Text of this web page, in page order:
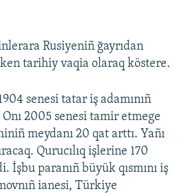
Rusiyeniñ ğayrıdan
tarihiy vaqia olaraq köstere.
senesi tatar iş adamınıñ
2005 senesi tamir etmege
meydanı 20 qat arttı. Yañı
Qurucılıq işlerine 170
paranıñ büyük qısmını iş
ianesi, Türkiye